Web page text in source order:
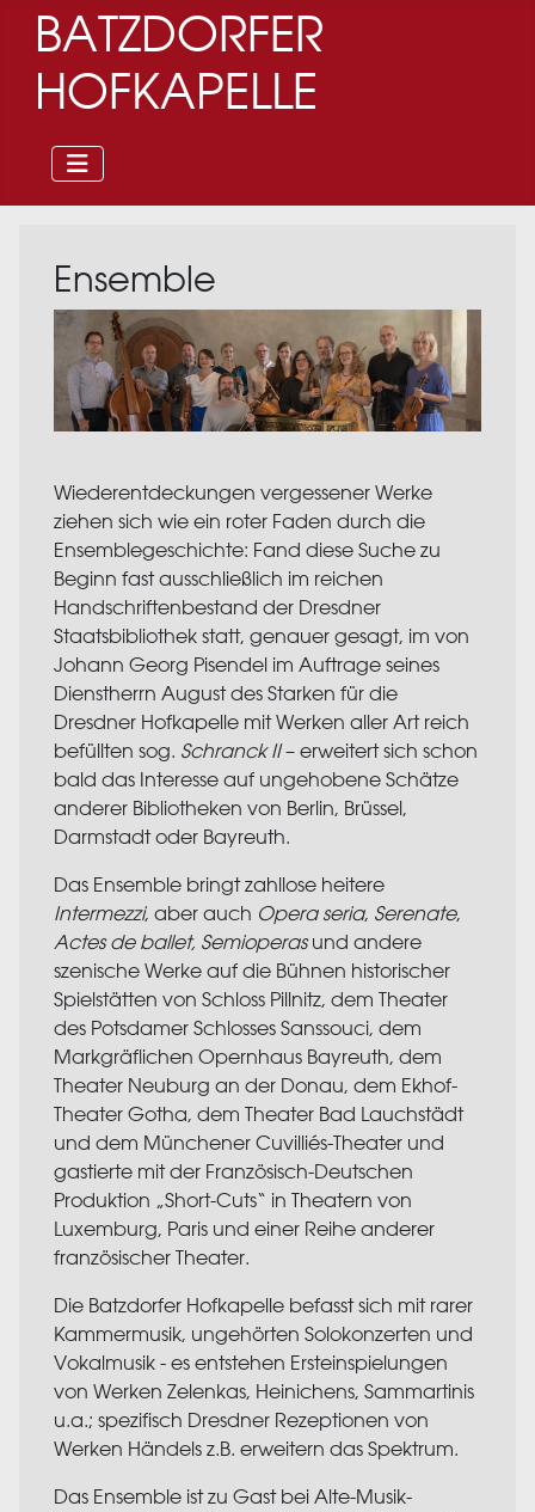
BATZDORFER
HOFKAPELLE
Ensemble
Wiederentdeckungen vergessener Werke
ziehen sich wie ein roter Faden durch die
Ensemblegeschichte: Fand diese Suche zu
Beginn fast ausschließlich im reichen
Handschriftenbestand der Dresdner
Staatsbibliothek statt, genauer gesagt, im von
Johann Georg Pisendel im Auftrage seines
Dienstherrn August des Starken für die
Dresdner Hofkapelle mit Werken aller Art reich
befüllten sog. Schranck II– erweitert sich schon
bald das Interesse auf ungehobene Schätze
anderer Bibliotheken von Berlin, Brüssel,
Darmstadt oder Bayreuth.
Das Ensemble bringt zahllose heitere
Intermezzi, aber auch Opera seria, Serenate,
Actes de ballet, Semioperasund andere
szenische Werke auf die Bühnen historischer
Spielstätten von Schloss Pillnitz, dem Theater
des Potsdamer Schlosses Sanssouci, dem
Markgräflichen Opernhaus Bayreuth, dem
Theater Neuburg an der Donau, dem Ekhof-
Theater Gotha, dem Theater Bad Lauchstädt
und dem Münchener Cuvilliés-Theater und
gastierte mit der Französisch-Deutschen
Produktion „Short-Cuts“ in Theatern von
Luxemburg, Paris und einer Reihe anderer
französischer Theater.
Die Batzdorfer Hofkapelle befasst sich mit rarer
Kammermusik, ungehörten Solokonzerten und
Vokalmusik - es entstehen Ersteinspielungen
von Werken Zelenkas, Heinichens, Sammartinis
u.a.; spezifisch Dresdner Rezeptionen von
Werken Händels z.B. erweitern das Spektrum.
Das Ensemble ist zu Gast bei Alte-Musik-